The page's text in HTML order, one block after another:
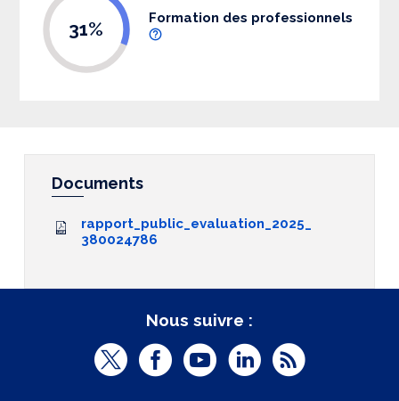
31% Formation des professionnels
Documents
rapport_public_evaluation_2025_
380024786
Nous suivre :
T
F
Y
L
R